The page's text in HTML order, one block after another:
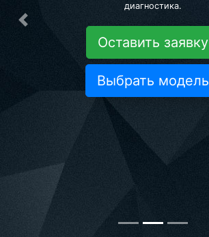
диагностика.
Оставить заявку
Выбрать модель
Предыдущая